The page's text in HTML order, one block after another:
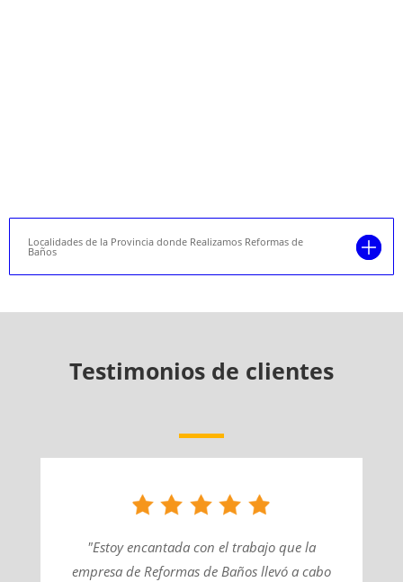
Localidades de la Provincia donde Realizamos Reformas de
Baños
Testimonios de clientes
"Estoy encantada con el trabajo que la
empresa de Reformas de Baños llevó a cabo